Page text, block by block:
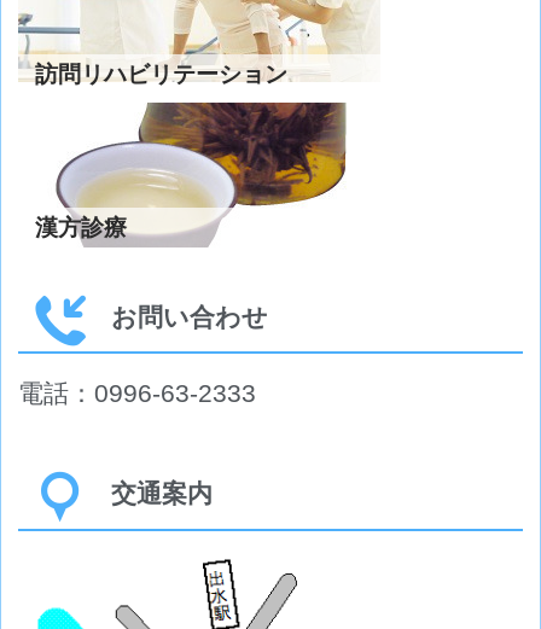
訪問リハビリテーション
漢方診療
お問い合わせ
電話：0996-63-2333
交通案内